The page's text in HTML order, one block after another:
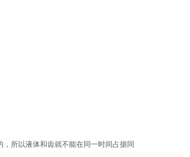
所以液体和齿就不能在同一时间占据同